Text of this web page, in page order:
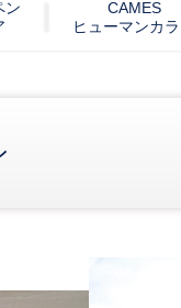
ン
CAMES
ヒューマンカ